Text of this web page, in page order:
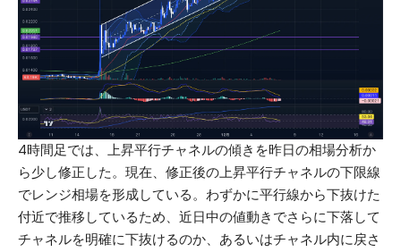
4時間足では、上昇平行チャネルの傾きを昨日の相場分析か
ら少し修正した。現在、修正後の上昇平行チャネルの下限線
でレンジ相場を形成している。わずかに平行線から下抜けた
付近で推移しているため、近日中の値動きでさらに下落して
チャネルを明確に下抜けるのか、あるいはチャネル内に戻さ